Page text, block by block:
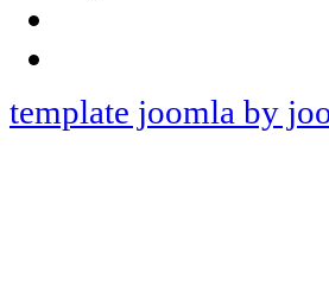
template joomla by